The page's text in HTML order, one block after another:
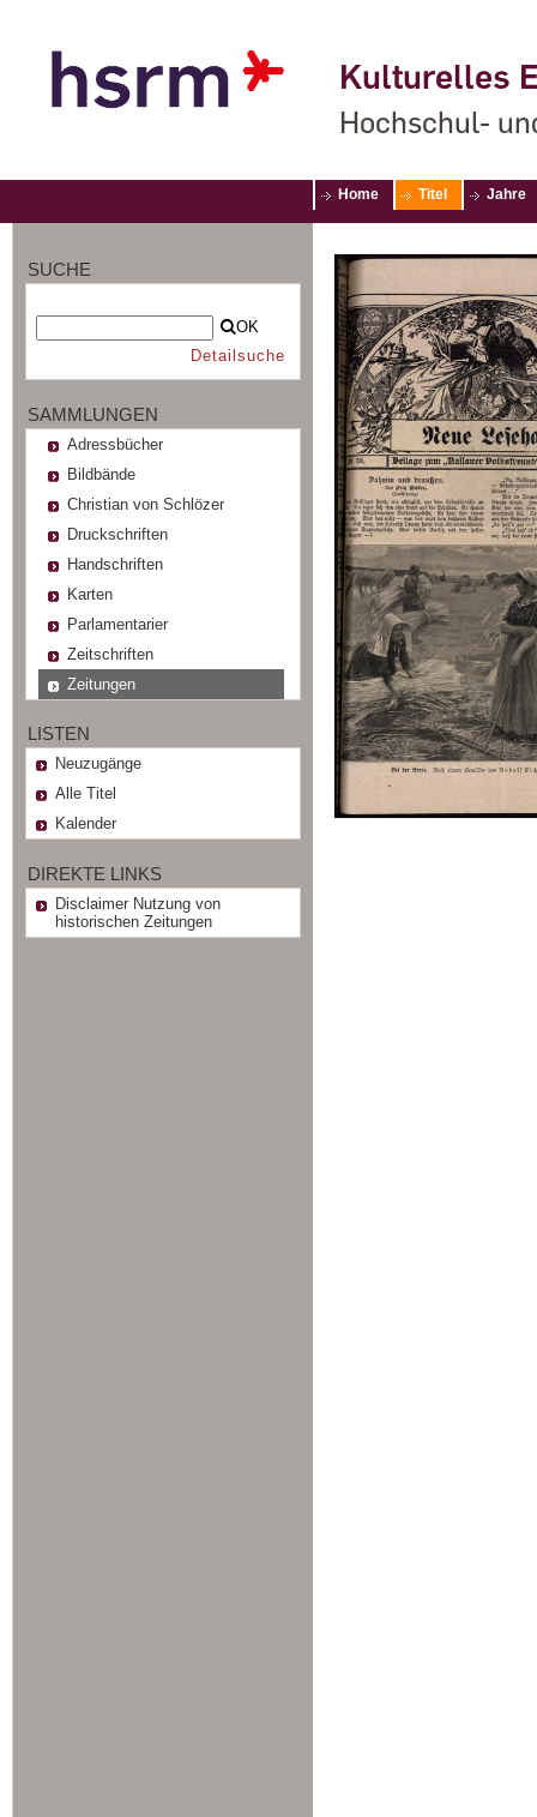
Kulturelles
Hochschul-
Home Titel Jahre
SUCHE
OK
Detailsuche
SAMMLUNGEN
Adressbücher
Bildbände
Christian von Schlözer
Druckschriften
Handschriften
Karten
Parlamentarier
Zeitschriften
Zeitungen
LISTEN
Neuzugänge
Alle Titel
Kalender
DIREKTE LINKS
Disclaimer Nutzung von
historischen Zeitungen